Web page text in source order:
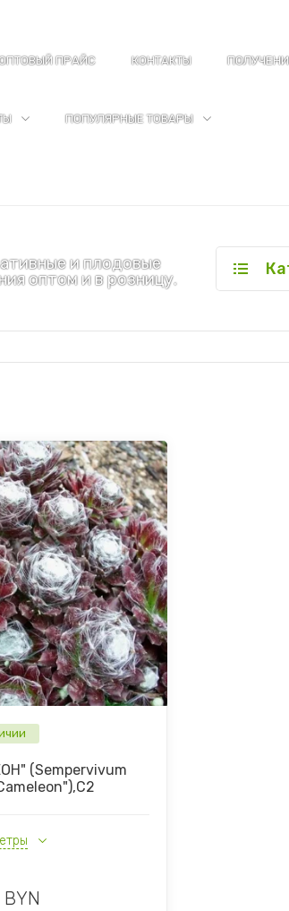
ПРАЙС КОНТАКТЫ
ПОПУЛЯРНЫЕ ТОВАРЫ
и плодовые
оптом и в розницу.
(Sempervivum
BYN